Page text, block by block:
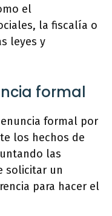
el
la fiscalía o
leyes y
formal
formal por
los hechos de
las
solicitar un
para hacer el